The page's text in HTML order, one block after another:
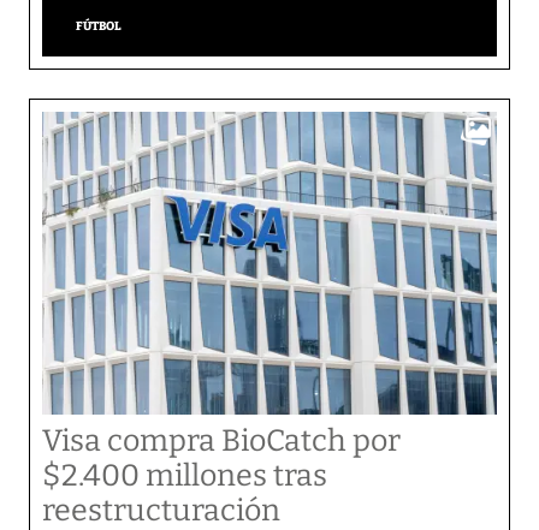
FÚTBOL
Visa compra BioCatch por
$2.400 millones tras
reestructuración